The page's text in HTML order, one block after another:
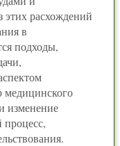
этих расхождений
в
подходы,
медицинского
изменение
процесс,